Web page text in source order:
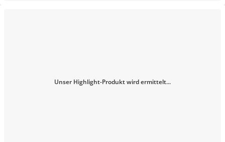
Unser Highlight-Produkt wird ermittelt...